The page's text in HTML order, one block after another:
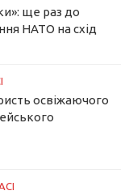
ще раз до
НАТО на схід
освіжаючого